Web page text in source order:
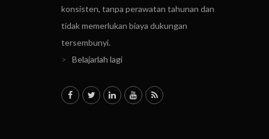
konsisten, tanpa perawatan tahunan dan
tidak memerlukan biaya dukungan
tersembunyi.
>
Belajarlah lagi